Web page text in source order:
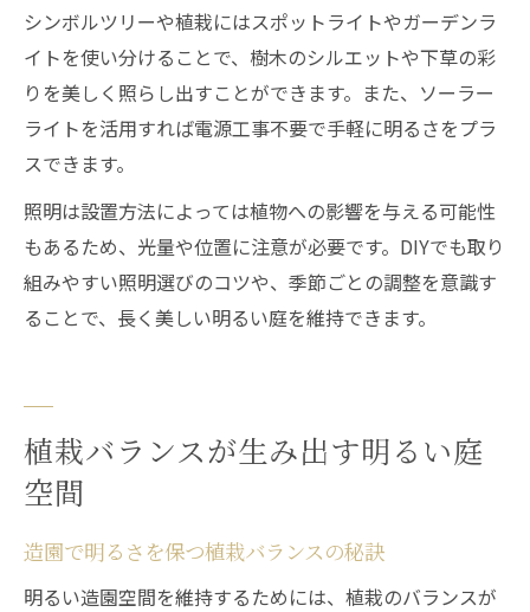
シンボルツリーや植栽にはスポットライトやガーデンラ
イトを使い分けることで、樹木のシルエットや下草の彩
りを美しく照らし出すことができます。また、ソーラー
ライトを活用すれば電源工事不要で手軽に明るさをプラ
スできます。
照明は設置方法によっては植物への影響を与える可能性
もあるため、光量や位置に注意が必要です。DIYでも取り
組みやすい照明選びのコツや、季節ごとの調整を意識す
ることで、長く美しい明るい庭を維持できます。
植栽バランスが生み出す明るい庭
空間
造園で明るさを保つ植栽バランスの秘訣
明るい造園空間を維持するためには、植栽のバランスが